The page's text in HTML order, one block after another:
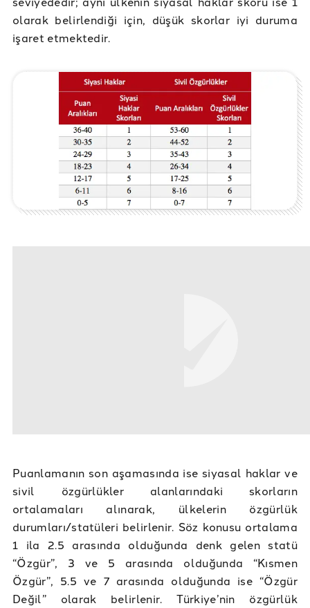
olarak belirlendiği için, düşük skorlar iyi duruma
işaret etmektedir.
Puanlamanın son aşamasında ise siyasal haklar ve
sivil özgürlükler alanlarındaki skorların
ortalamaları alınarak, ülkelerin özgürlük
durumları/statüleri belirlenir. Söz konusu ortalama
1 ila 2.5 arasında olduğunda denk gelen statü
“Özgür”, 3 ve 5 arasında olduğunda “Kısmen
Özgür”, 5.5 ve 7 arasında olduğunda ise “Özgür
Değil” olarak belirlenir. Türkiye’nin özgürlük